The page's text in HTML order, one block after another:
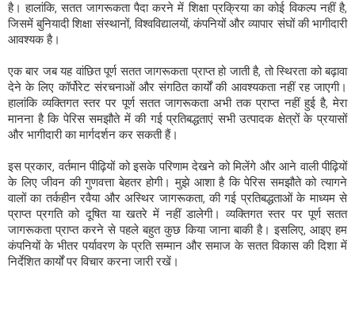
है। हालांकि, सतत जागरूकता पैदा करने में शिक्षा प्रक्रिया का कोई विकल्प नहीं है,
जिसमें बुनियादी शिक्षा संस्थानों, विश्वविद्यालयों, कंपनियों और व्यापार संघों की भागीदारी
आवश्यक है।
एक बार जब यह वांछित पूर्ण सतत जागरूकता प्राप्त हो जाती है, तो स्थिरता को बढ़ावा
देने के लिए कॉर्पोरेट संरचनाओं और संगठित कार्यों की आवश्यकता नहीं रह जाएगी।
हालांकि व्यक्तिगत स्तर पर पूर्ण सतत जागरूकता अभी तक प्राप्त नहीं हुई है, मेरा
मानना ​​है कि पेरिस समझौते में की गई प्रतिबद्धताएं सभी उत्पादक क्षेत्रों के प्रयासों
और भागीदारी का मार्गदर्शन कर सकती हैं।
इस प्रकार, वर्तमान पीढ़ियों को इसके परिणाम देखने को मिलेंगे और आने वाली पीढ़ियों
के लिए जीवन की गुणवत्ता बेहतर होगी। मुझे आशा है कि पेरिस समझौते को त्यागने
वालों का तर्कहीन रवैया और अस्थिर जागरूकता, की गई प्रतिबद्धताओं के माध्यम से
प्राप्त प्रगति को दूषित या खतरे में नहीं डालेगी। व्यक्तिगत स्तर पर पूर्ण सतत
जागरूकता प्राप्त करने से पहले बहुत कुछ किया जाना बाकी है। इसलिए, आइए हम
कंपनियों के भीतर पर्यावरण के प्रति सम्मान और समाज के सतत विकास की दिशा में
निर्देशित कार्यों पर विचार करना जारी रखें।